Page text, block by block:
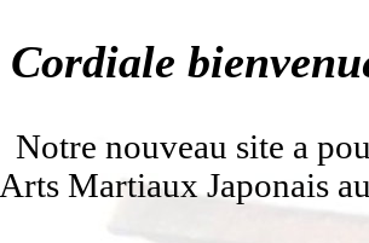
Cordiale
Notre nouveau site a
Arts Martiaux Japonais